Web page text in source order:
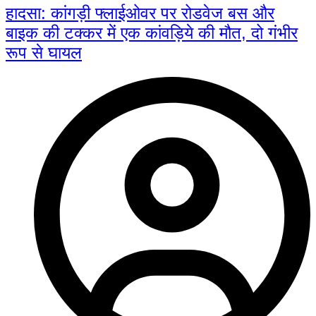
हादसा: कांगड़ी फ्लाईओवर पर रोडवेज बस और
बाइक की टक्कर में एक कांवड़िये की मौत, दो गंभीर
रूप से घायल